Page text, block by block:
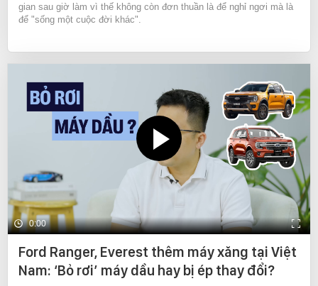
gian sau giờ làm vì thế không còn đơn thuần là để nghỉ ngơi mà là
để "sống một cuộc đời khác".
0:00
Ford Ranger, Everest thêm máy xăng tại Việt
Nam: ‘Bỏ rơi’ máy dầu hay bị ép thay đổi?